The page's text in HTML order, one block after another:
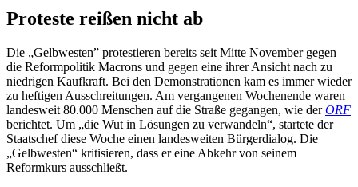
Proteste reißen nicht ab
Die „Gelbwesten” protestieren bereits seit Mitte November gegen
die Reformpolitik Macrons und gegen eine ihrer Ansicht nach zu
niedrigen Kaufkraft. Bei den Demonstrationen kam es immer wieder
zu heftigen Ausschreitungen. Am vergangenen Wochenende waren
landesweit 80.000 Menschen auf die Straße gegangen, wie derORF
berichtet. Um „die Wut in Lösungen zu verwandeln“, startete der
Staatschef diese Woche einen landesweiten Bürgerdialog. Die
„Gelbwesten“ kritisieren, dass er eine Abkehr von seinem
Reformkurs ausschließt.